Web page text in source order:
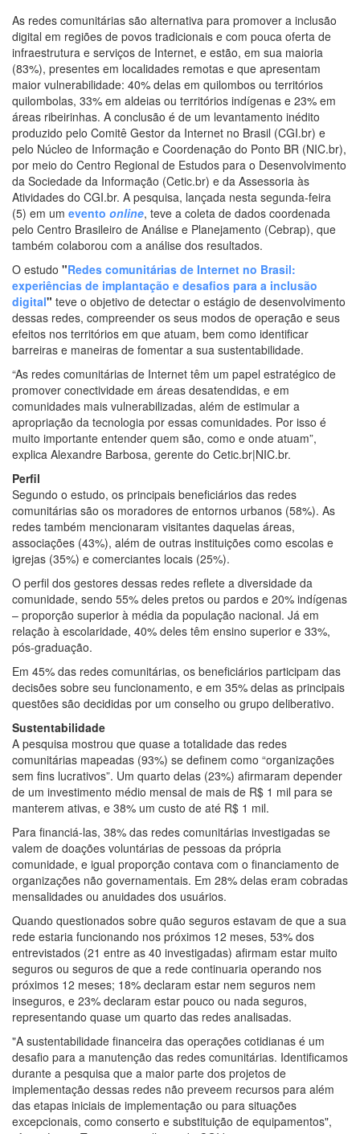
As redes comunitárias são alternativa para promover a inclusão
digital em regiões de povos tradicionais e com pouca oferta de
infraestrutura e serviços de Internet, e estão, em sua maioria
(83%), presentes em localidades remotas e que apresentam
maior vulnerabilidade: 40% delas em quilombos ou territórios
quilombolas, 33% em aldeias ou territórios indígenas e 23% em
áreas ribeirinhas. A conclusão é de um levantamento inédito
produzido pelo Comitê Gestor da Internet no Brasil (CGI.br) e
pelo Núcleo de Informação e Coordenação do Ponto BR (NIC.br),
por meio do Centro Regional de Estudos para o Desenvolvimento
da Sociedade da Informação (Cetic.br) e da Assessoria às
Atividades do CGI.br. A pesquisa, lançada nesta segunda-feira
(5) em um evento online, teve a coleta de dados coordenada
pelo Centro Brasileiro de Análise e Planejamento (Cebrap), que
também colaborou com a análise dos resultados.
O estudo "Redes comunitárias de Internet no Brasil:
experiências de implantação e desafios para a inclusão
digital" teve o objetivo de detectar o estágio de desenvolvimento
dessas redes, compreender os seus modos de operação e seus
efeitos nos territórios em que atuam, bem como identificar
barreiras e maneiras de fomentar a sua sustentabilidade.
“As redes comunitárias de Internet têm um papel estratégico de
promover conectividade em áreas desatendidas, e em
comunidades mais vulnerabilizadas, além de estimular a
apropriação da tecnologia por essas comunidades. Por isso é
muito importante entender quem são, como e onde atuam”,
explica Alexandre Barbosa, gerente do Cetic.br|NIC.br.
Perfil
Segundo o estudo, os principais beneficiários das redes
comunitárias são os moradores de entornos urbanos (58%). As
redes também mencionaram visitantes daquelas áreas,
associações (43%), além de outras instituições como escolas e
igrejas (35%) e comerciantes locais (25%).
O perfil dos gestores dessas redes reflete a diversidade da
comunidade, sendo 55% deles pretos ou pardos e 20% indígenas
– proporção superior à média da população nacional. Já em
relação à escolaridade, 40% deles têm ensino superior e 33%,
pós-graduação.
Em 45% das redes comunitárias, os beneficiários participam das
decisões sobre seu funcionamento, e em 35% delas as principais
questões são decididas por um conselho ou grupo deliberativo.
Sustentabilidade
A pesquisa mostrou que quase a totalidade das redes
comunitárias mapeadas (93%) se definem como “organizações
sem fins lucrativos”. Um quarto delas (23%) afirmaram depender
de um investimento médio mensal de mais de R$ 1 mil para se
manterem ativas, e 38% um custo de até R$ 1 mil.
Para financiá-las, 38% das redes comunitárias investigadas se
valem de doações voluntárias de pessoas da própria
comunidade, e igual proporção contava com o financiamento de
organizações não governamentais. Em 28% delas eram cobradas
mensalidades ou anuidades dos usuários.
Quando questionados sobre quão seguros estavam de que a sua
rede estaria funcionando nos próximos 12 meses, 53% dos
entrevistados (21 entre as 40 investigadas) afirmam estar muito
seguros ou seguros de que a rede continuaria operando nos
próximos 12 meses; 18% declaram estar nem seguros nem
inseguros, e 23% declaram estar pouco ou nada seguros,
representando quase um quarto das redes analisadas.
"A sustentabilidade financeira das operações cotidianas é um
desafio para a manutenção das redes comunitárias. Identificamos
durante a pesquisa que a maior parte dos projetos de
implementação dessas redes não preveem recursos para além
das etapas iniciais de implementação ou para situações
excepcionais, como conserto e substituição de equipamentos",